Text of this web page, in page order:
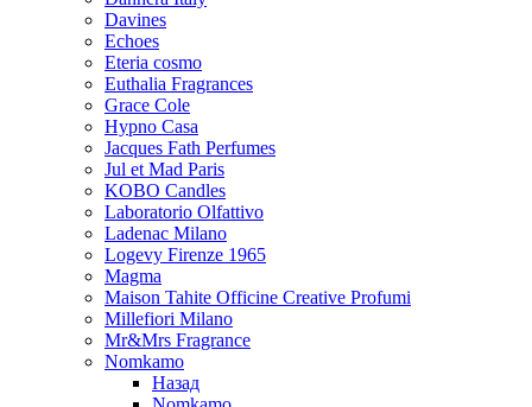
Davines
Echoes
Eteria cosmo
Euthalia Fragrances
Grace Cole
Hypno Casa
Jacques Fath Perfumes
Jul et Mad Paris
KOBO Candles
Laboratorio Olfattivo
Ladenac Milano
Logevy Firenze 1965
Magma
Maison Tahite Officine Creative Profumi
Millefiori Milano
Mr&Mrs Fragrance
Nomkamo
Назад